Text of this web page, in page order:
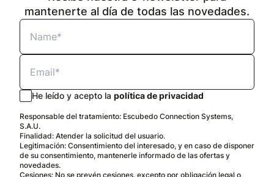
mantenerte al día de todas las novedades.
He leído y acepto la política de privacidad
Responsable del tratamiento: Escubedo Connection Systems,
S.A.U.
Finalidad: Atender la solicitud del usuario.
Legitimación: Consentimiento del interesado, y en caso de disponer
de su consentimiento, mantenerle informado de las ofertas y
novedades.
Cesiones: No se prevén cesiones, excepto por obligación legal o